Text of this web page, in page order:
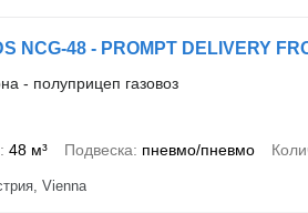
NCG-48 - PROMPT DELIVERY
- полуприцеп газовоз
48 м³ Подвеска пневмо/пневмо
Vienna